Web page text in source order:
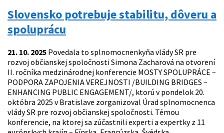
Slovensko potrebuje stabilitu, dôveru a
spoluprácu
21. 10. 2025 Povedala to splnomocnenkyňa vlády SR pre
rozvoj občianskej spoločnosti Simona Zacharová na otvorení
II. ročníka medzinárodnej konferencie MOSTY SPOLUPRÁCE –
PODPORA ZAPOJENIA VEREJNOSTI /BUILDING BRIDGES –
ENHANCING PUBLIC ENGAGEMENT/, ktorú v pondelok 20.
októbra 2025 v Bratislave zorganizoval Úrad splnomocnenca
vlády SR pre rozvoj občianskej spoločnosti. Témou
konferencie, na ktorej sa zúčastnili experti a expertky z 11